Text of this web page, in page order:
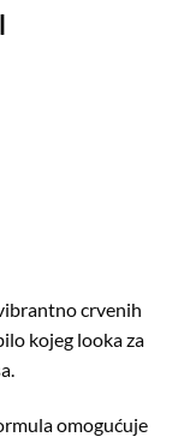
crvenih
kojeg looka za
omogućuje